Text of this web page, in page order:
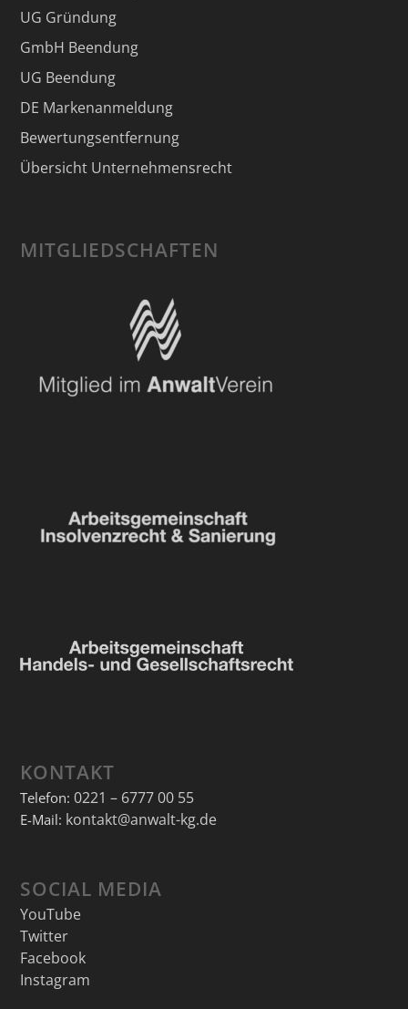
UG Gründung
GmbH Beendung
UG Beendung
DE Markenanmeldung
Bewertungsentfernung
Übersicht Unternehmensrecht
MITGLIEDSCHAFTEN
KONTAKT
Telefon: 0221 – 6777 00 55
E-Mail: kontakt@anwalt-kg.de
SOCIAL MEDIA
YouTube
Twitter
Facebook
Instagram